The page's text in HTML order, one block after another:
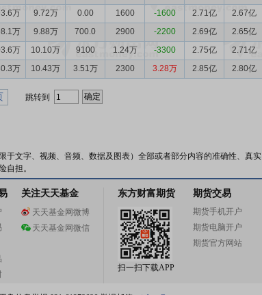
万 9.72万 0.00 1600 -1600 2.71亿
2.67亿
万 9.88万 700.0 2900 -2200 2.69亿
2.65亿
万 10.10万 9100 1.24万 -3300 2.75亿
2.71亿
万 10.43万 3.51万 2300 3.28万 2.85亿 2.80亿
跳转到
文字、视频、音频、数据及图表）全部或者部分内容的准确性、真实
自担。
关注天天基金
天天基金网微博
天天基金网微信
东方财富期货
扫一扫下载APP
期货交易
期货手机开户
期货电脑开户
期货官方网站